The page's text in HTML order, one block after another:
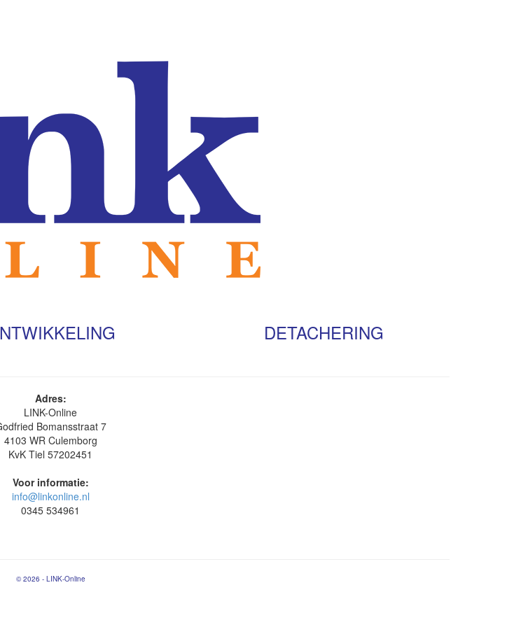
DETACHERING
Adres:
LINK-Online
Bomansstraat 7
4103 WR Culemborg
KvK Tiel 57202451
Voor informatie:
info@linkonline.nl
0345 534961
© 2026 - LINK-Online